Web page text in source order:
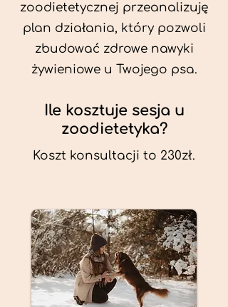
zoodietetycznej przeanalizuję
plan działania, który pozwoli
zbudować zdrowe nawyki
żywieniowe u Twojego psa.
Ile kosztuje sesja u
zoodietetyka?
Koszt konsultacji to 230zł.